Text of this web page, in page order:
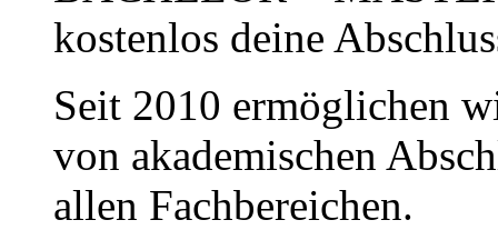
kostenlos deine
Seit 2010 ermöglichen
von akademischen
allen Fachbereichen.